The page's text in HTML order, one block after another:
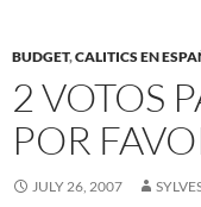
BUDGET,CALITICS EN
2 VOTOS
POR
JULY 26, 2007